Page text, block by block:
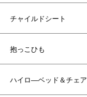
チャイルドシート
抱っこひも
ハイロ―ベッド＆チェア